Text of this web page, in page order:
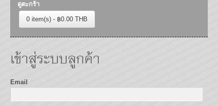
ดูตะกร้า
0 item(s) - ฿0.00 THB
เข้าสู่ระบบลูกค้า
Email